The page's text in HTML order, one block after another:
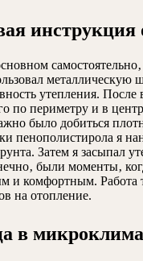
инструкция
утепления. После
по периметру и в
было добиться
пенополистирола я
Затем я
были моменты‚
и комфортным.
на отопление.
в